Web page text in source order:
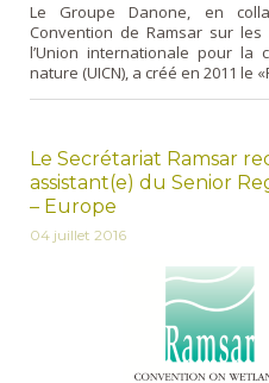
Le Groupe Danone, en
Convention de Ramsar sur
l’Union internationale pour la
nature (UICN), a créé en 2011 le
Le Secrétariat Ramsar
assistant(e) du Senior
– Europe
04 juillet 2016